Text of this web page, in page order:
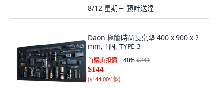
8/12 星期三 預計送達
Daon 極簡時尚長桌墊 400 x 900 x 2
mm, 1個, TYPE 3
首購折扣價 40%$241
$144
($144.00/1個)